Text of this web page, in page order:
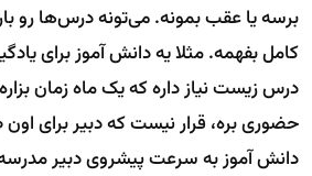
برسه یا عقب بمونه. می‌تونه درس‌ها رو
کامل بفهمه. مثلا یه دانش آموز برای
درس زیست نیاز داره که یک ماه زمان
حضوری بره، قرار نیست که دبیر برای
دانش آموز به سرعت پیشروی دبیر مدرسه